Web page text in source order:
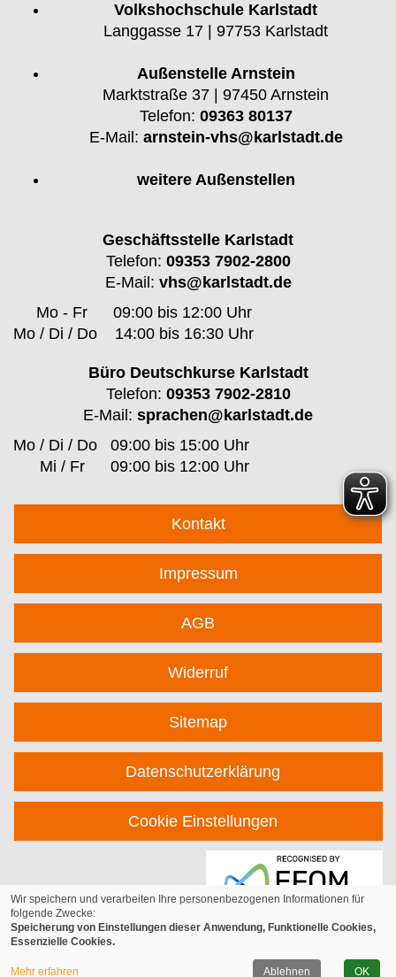
Volkshochschule Karlstadt
Langgasse 17 | 97753 Karlstadt
Außenstelle Arnstein
Marktstraße 37 | 97450 Arnstein
Telefon: 09363 80137
E-Mail: arnstein-vhs@karlstadt.de
weitere Außenstellen
Geschäftsstelle Karlstadt
Telefon: 09353 7902-2800
E-Mail: vhs@karlstadt.de
Mo - Fr
09:00 bis 12:00 Uhr
Mo / Di / Do
14:00 bis 16:30 Uhr
Büro Deutschkurse Karlstadt
Telefon: 09353 7902-2810
E-Mail: sprachen@karlstadt.de
Mo / Di / Do 09:00 bis 15:00 Uhr
Mi / Fr
09:00 bis 12:00 Uhr
Kontakt
Impressum
AGB
Widerruf
Sitemap
Datenschutzerklärung
Cookie Einstellungen
Wir speichern und verarbeiten Ihre personenbezogenen Informationen für
folgende Zwecke:
Speicherung von Einstellungen dieser Anwendung, Funktionelle Cookies,
Essenzielle Cookies.
Mehr erfahren Ablehnen OK